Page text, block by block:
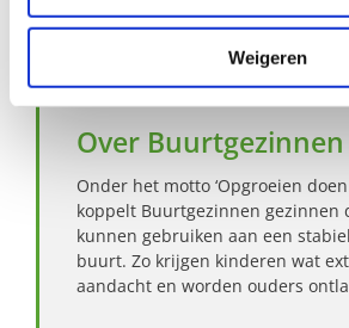
Weigeren
Bekijk andere
Over Buurtgezinnen
Onder het motto ‘Opgroeien doen
koppelt Buurtgezinnen gezinnen
kunnen gebruiken aan een
buurt. Zo krijgen kinderen wat
aandacht en worden ouders